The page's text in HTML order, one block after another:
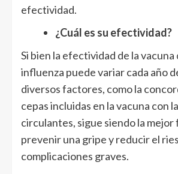
efectividad.
¿Cuál es su efectividad?
Si bien la efectividad de la vacuna
influenza puede variar cada año
diversos factores, como la
cepas incluidas en la vacuna con
circulantes, sigue siendo la mejor
prevenir una gripe y reducir el
complicaciones graves.